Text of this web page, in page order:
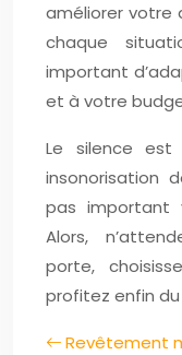
améliorer votre
chaque
important
et à votre
Le silence est
insonorisation
pas important
Alors,
porte,
profitez enfin
Revêtement